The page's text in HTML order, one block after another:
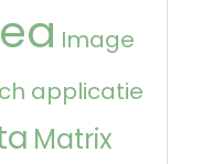
Image
applicatie
Matrix